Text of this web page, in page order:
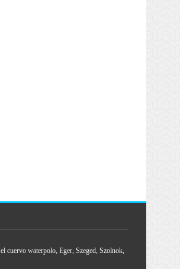
el cuervo waterpolo, Eger, Szeged, Szolnok,